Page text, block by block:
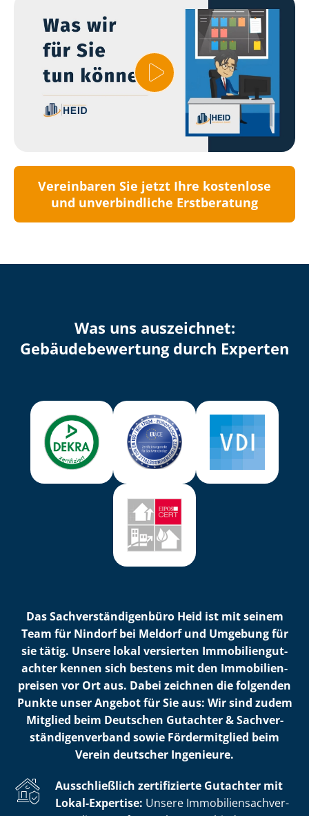
Vereinbaren Sie jetzt Ihre kostenlose
und unverbindliche Erstberatung
Was uns auszeichnet:
Ge­bäu­de­be­wer­tung durch Experten
Das Sach­ver­stän­di­gen­bü­ro Heid ist mit seinem
Team für Nindorf bei Meldorf und Umgebung für
sie tätig. Unsere lokal versierten Im­mo­bi­li­en­gut­
ach­ter kennen sich bestens mit den Im­mo­bi­li­en­
prei­sen vor Ort aus. Dabei zeichnen die folgenden
Punkte unser Angebot für Sie aus: Wir sind zudem
Mitglied beim Deutschen Gutachter & Sach­ver­
stän­di­gen­ver­band sowie Fördermitglied beim
Verein deutscher Ingenieure.
Ausschließlich zertifizierte Gutachter mit
Lokal-Expertise: Unsere Im­mo­bi­li­en­sach­ver­